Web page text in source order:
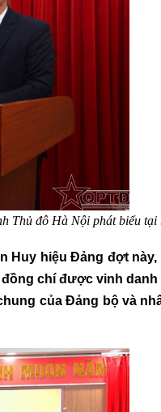
Thủ đô Hà Nội phát biểu tại
hiệu Đảng đợt
chí được vinh
của Đảng bộ và